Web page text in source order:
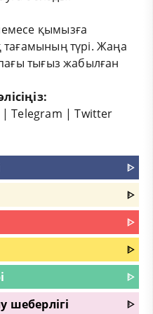
қымызға
тағамының түрі. Жаңа
тығыз жабылған
|Telegram |Twitter
ᐈ
ᐈ
ᐈ
ᐈ
ᐈ
шеберлігі
ᐈ